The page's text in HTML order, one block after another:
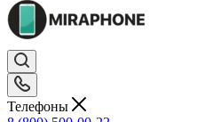
Телефоны